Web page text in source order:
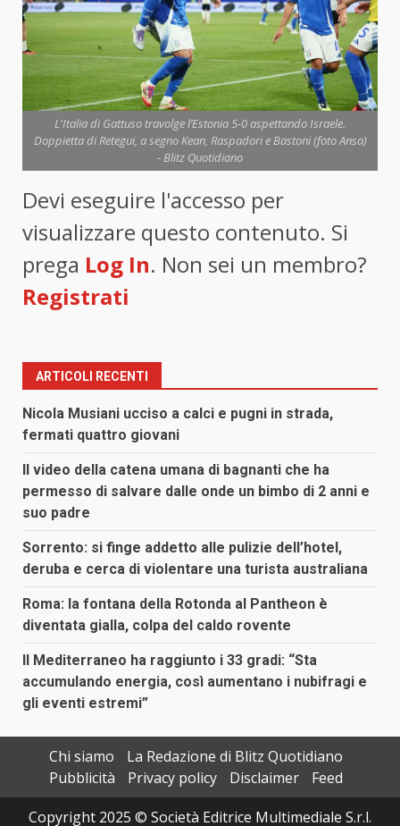
L'Italia di Gattuso travolge l’Estonia 5-0 aspettando Israele.
Doppietta di Retegui, a segno Kean, Raspadori e Bastoni (foto Ansa)
- Blitz Quotidiano
Devi eseguire l'accesso per
visualizzare questo contenuto. Si
prega Log In. Non sei un membro?
Registrati
ARTICOLI RECENTI
Nicola Musiani ucciso a calci e pugni in strada,
fermati quattro giovani
Il video della catena umana di bagnanti che ha
permesso di salvare dalle onde un bimbo di 2 anni e
suo padre
Sorrento: si finge addetto alle pulizie dell’hotel,
deruba e cerca di violentare una turista australiana
Roma: la fontana della Rotonda al Pantheon è
diventata gialla, colpa del caldo rovente
Il Mediterraneo ha raggiunto i 33 gradi: “Sta
accumulando energia, così aumentano i nubifragi e
gli eventi estremi”
Chi siamo
La Redazione di Blitz Quotidiano
Pubblicità
Privacy policy Disclaimer
Feed
Copyright 2025 © Società Editrice Multimediale S.r.l.